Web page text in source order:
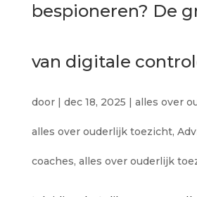
bespioneren? De
van digitale
door | dec 18, 2025 | alles over
alles over ouderlijk toezicht,
coaches, alles over ouderlijk